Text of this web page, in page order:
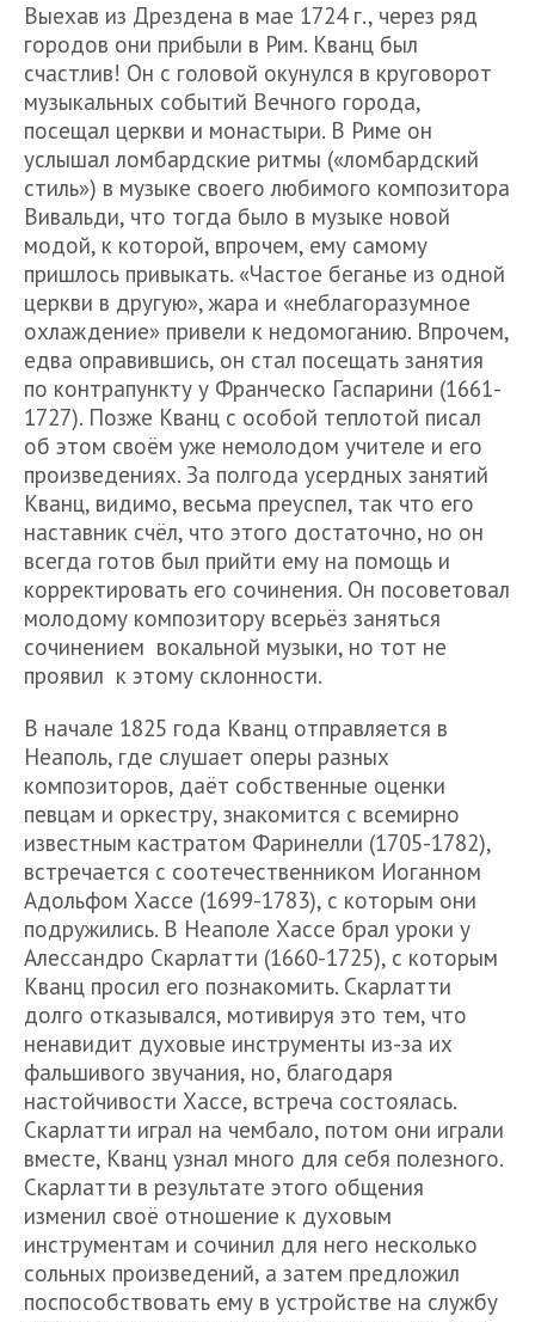
Выехав из Дрездена в мае 1724 г., через ряд
городов они прибыли в Рим. Кванц был
счастлив! Он с головой окунулся в круговорот
музыкальных событий Вечного города,
посещал церкви и монастыри. В Риме он
услышал ломбардские ритмы («ломбардский
стиль») в музыке своего любимого композитора
Вивальди, что тогда было в музыке новой
модой, к которой, впрочем, ему самому
пришлось привыкать. «Частое беганье из одной
церкви в другую», жара и «неблагоразумное
охлаждение» привели к недомоганию. Впрочем,
едва оправившись, он стал посещать занятия
по контрапункту у Франческо Гаспарини (1661-
1727). Позже Кванц с особой теплотой писал
об этом своём уже немолодом учителе и его
произведениях. За полгода усердных занятий
Кванц, видимо, весьма преуспел, так что его
наставник счёл, что этого достаточно, но он
всегда готов был прийти ему на помощь и
корректировать его сочинения. Он посоветовал
молодому композитору всерьёз заняться
сочинением вокальной музыки, но тот не
проявил к этому склонности.
В начале 1825 года Кванц отправляется в
Неаполь, где слушает оперы разных
композиторов, даёт собственные оценки
певцам и оркестру, знакомится с всемирно
известным кастратом Фаринелли (1705-1782),
встречается с соотечественником Иоганном
Адольфом Хассе (1699-1783), с которым они
подружились. В Неаполе Хассе брал уроки у
Алессандро Скарлатти (1660-1725), с которым
Кванц просил его познакомить. Скарлатти
долго отказывался, мотивируя это тем, что
ненавидит духовые инструменты из-за их
фальшивого звучания, но, благодаря
настойчивости Хассе, встреча состоялась.
Скарлатти играл на чембало, потом они играли
вместе, Кванц узнал много для себя полезного.
Скарлатти в результате этого общения
изменил своё отношение к духовым
инструментам и сочинил для него несколько
сольных произведений, а затем предложил
поспособствовать ему в устройстве на службу